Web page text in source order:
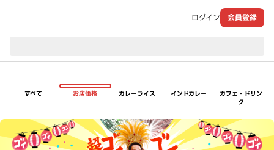
ログイン 会員登録
すべて お店価格 カレーライス インドカレー
カフェ・ドリン
ク
超ゴイゴイヤスー夏祭